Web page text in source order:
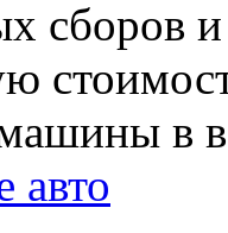
сборов
в
авто